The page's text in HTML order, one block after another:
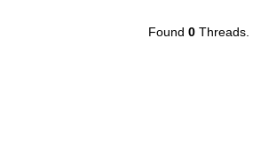
Found 0 Threads.